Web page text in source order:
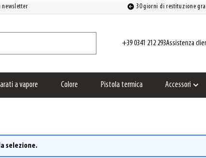
newsletter 30 giorni di restituzione
+39 0341 212 293 Assistenza
a vapore Colore Pistola termica Accessori
selezione.